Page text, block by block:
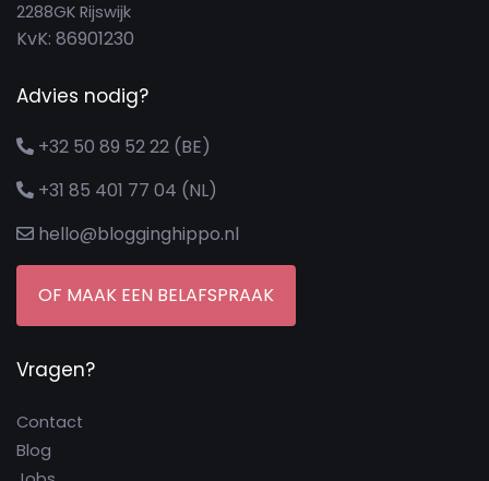
2288GK Rijswijk
KvK: 86901230
Advies nodig?
+32 50 89 52 22 (BE)
+31 85 401 77 04 (NL)
hello@blogginghippo.nl
OF MAAK EEN BELAFSPRAAK
Vragen?
Contact
Blog